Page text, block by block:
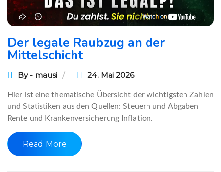
Der legale Raubzug an der
Mittelschicht
By - mausi 24. Mai 2026
Hier ist eine thematische Übersicht der wichtigsten Zahlen
und Statistiken aus den Quellen: Steuern und Abgaben
Rente und Krankenversicherung Inflation.
Read More